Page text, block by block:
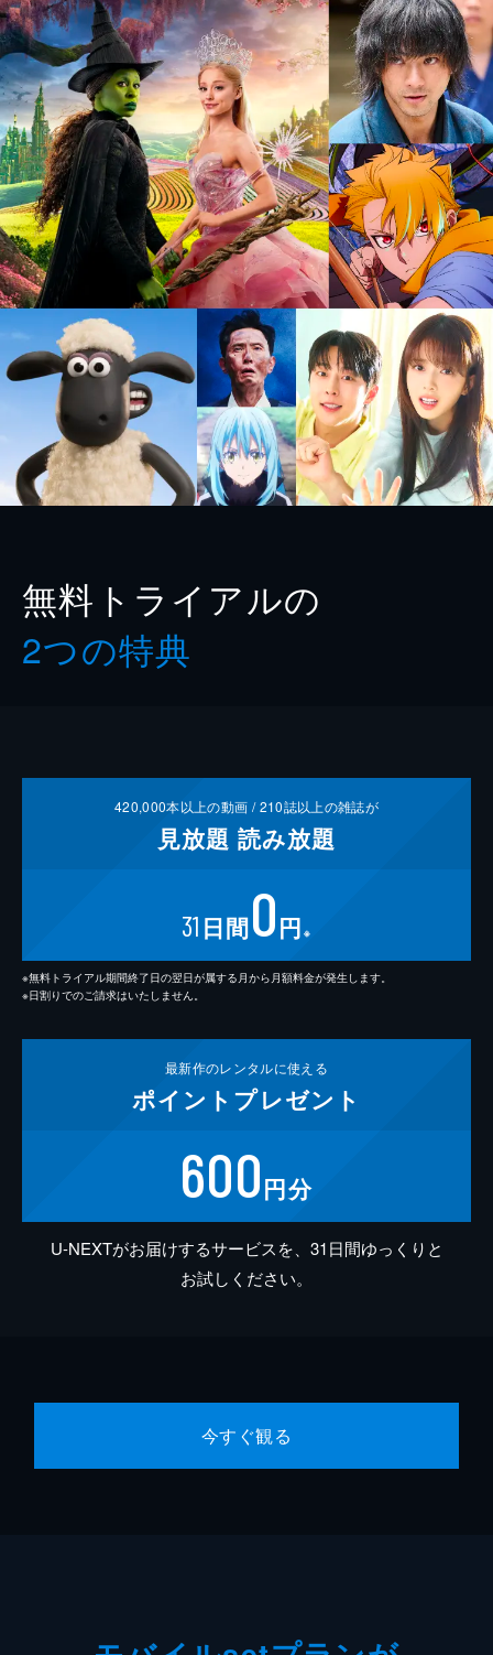
無料トライアルの
2つの特典
420,000本以上の動画 /210誌以上の雑誌が
見放題 読み放題
31 日間0円 ※
※無料トライアル期間終了日の翌日が属する月から月額料金が発生します。
※日割りでのご請求はいたしません。
最新作のレンタルに使える
ポイント プレゼント
600円分
U-NEXTがお届けするサービスを、31日間ゆっくりと
お試しください。
今すぐ観る